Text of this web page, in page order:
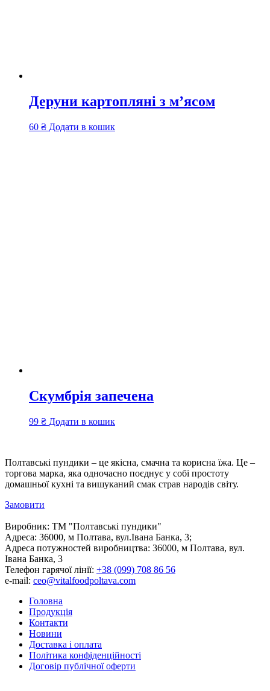
Деруни картопляні з м’ясом
60 ₴ Додати в кошик
Скумбрія запечена
99 ₴ Додати в кошик
Полтавські пундики – це якісна, смачна та корисна їжа. Це –
торгова марка, яка одночасно поєднує у собі простоту
домашньої кухні та вишуканий смак страв народів світу.
Замовити
Виробник: ТМ "Полтавські пундики"
Адреса: 36000, м Полтава, вул.Івана Банка, 3;
Адреса потужностей виробництва: 36000, м Полтава, вул.
Івана Банка, 3
Телефон гарячої лінії: +38 (099) 708 86 56
e-mail: ceo@vitalfoodpoltava.com
Головна
Продукція
Контакти
Новини
Доставка і оплата
Політика конфіденційності
Договір публічної оферти